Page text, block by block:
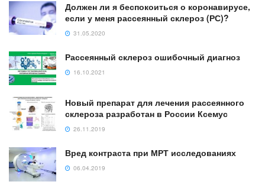
Должен ли я беспокоиться о коронавирусе,
если у меня рассеянный склероз (РС)?
31.05.2020
Рассеянный склероз ошибочный диагноз
16.10.2021
Новый препарат для лечения рассеянного
склероза разработан в России Ксемус
26.11.2019
Вред контраста при МРТ исследованиях
06.04.2019